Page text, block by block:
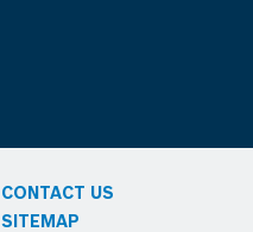
CONTACT US
SITEMAP